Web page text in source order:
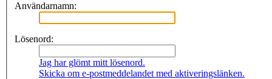
Användarnamn:
Lösenord:
Jag har glömt mitt lösenord.
Skicka om e-postmeddelandet med aktiveringslänken.